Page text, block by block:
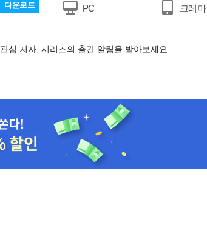
다운로드 PC 크레마
관심 저자, 시리즈의 출간 알림을 받아보세요